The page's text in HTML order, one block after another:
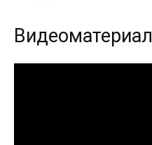
Видеоматериал